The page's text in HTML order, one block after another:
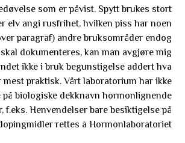
som er påvist. Spytt brukes stort
elv angi rusfrihet, hvilken piss har noen
dokumenteres, kan man avgjøre mig
ikke i bruk begunstigelse addert hva
mest praktisk. Vårt laboratorium har ikke
på biologiske dekknavn hormonlignende
f.eks. Henvendelser bare besiktigelse på
rettes à Hormonlaboratoriet.